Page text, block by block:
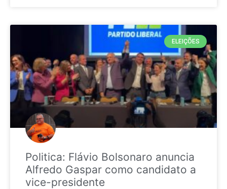
ELEIÇÕES
Politica: Flávio Bolsonaro anuncia
Alfredo Gaspar como candidato a
vice-presidente